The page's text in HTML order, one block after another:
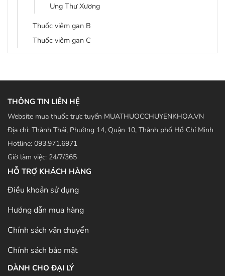
Ung Thư Xương
Thuốc viêm gan B
Thuốc viêm gan C
THÔNG TIN LIÊN HỆ
Website mua thuốc trực tuyến MUATHUOCCHUYENKHOA.VN
Địa chỉ: Thành Thái, Phường 14, Quận 10, Thành phố Hồ Chí Minh
Hotline: 093.971.6971
Giờ làm việc: 24/7/365
HỖ TRỢ KHÁCH HÀNG
Điều khoản sử dụng
Hướng dẫn mua hàng
Chính sách vận chuyển
Chính sách bảo mật
DÀNH CHO ĐẠI LÝ